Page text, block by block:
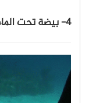
4- بيضة تحت الماء تبدو كقنديل البحر المجنون